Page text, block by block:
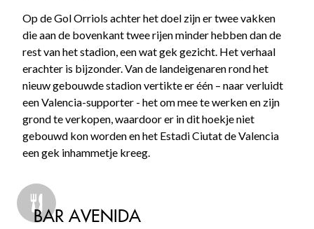
Op de Gol Orriols achter het doel zijn er twee vakken
die aan de bovenkant twee rijen minder hebben dan de
rest van het stadion, een wat gek gezicht. Het verhaal
erachter is bijzonder. Van de landeigenaren rond het
nieuw gebouwde stadion vertikte er één – naar verluidt
een Valencia-supporter - het om mee te werken en zijn
grond te verkopen, waardoor er in dit hoekje niet
gebouwd kon worden en het Estadi Ciutat de Valencia
een gek inhammetje kreeg.
BAR AVENIDA